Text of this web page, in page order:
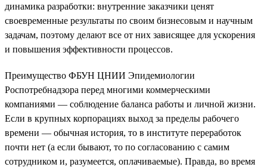
динамика разработки: внутренние заказчики ценят
своевременные результаты по своим бизнесовым и научным
задачам, поэтому делают все от них зависящее для ускорения
и повышения эффективности процессов.
Преимущество ФБУН ЦНИИ Эпидемиологии
Роспотребнадзора перед многими коммерческими
компаниями — соблюдение баланса работы и личной жизни.
Если в крупных корпорациях выход за пределы рабочего
времени — обычная история, то в институте переработок
почти нет (а если бывают, то по согласованию с самим
сотрудником и, разумеется, оплачиваемые). Правда, во время